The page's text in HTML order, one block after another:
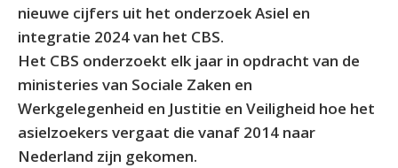
nieuwe cijfers uit het onderzoek Asiel en
integratie 2024 van het CBS.
Het CBS onderzoekt elk jaar in opdracht van de
ministeries van Sociale Zaken en
Werkgelegenheid en Justitie en Veiligheid hoe het
asielzoekers vergaat die vanaf 2014 naar
Nederland zijn gekomen.